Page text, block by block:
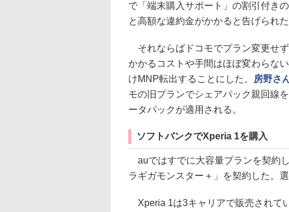
で「端末購入サポート」の割引付き
と高額な違約金がかかると告げられた
それならばドコモでプラン変更せ
かかるコストや手間はほぼ変わらな
けMNP転出することにした。
房野さ
モの旧プランでシェアパック親回線
ータパックが適用される。
ソフトバンクでXperia 1を購入
auではすでに大容量プランを契約
ラギガモンスター＋」を契約した。
Xperia 1は3キャリアで販売されて